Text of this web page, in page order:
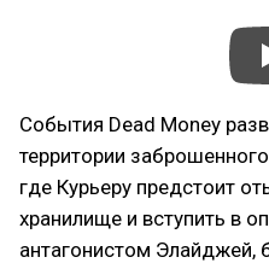
События Dead Money
территории
где Курьеру предстоит
хранилище и вступить в
антагонистом